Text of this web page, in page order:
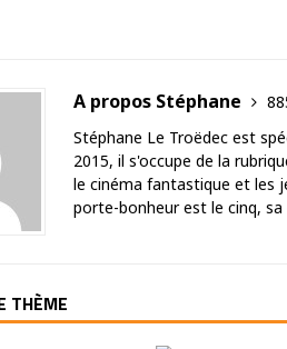
A propos Stéphane
Stéphane Le Troëdec est
2015, il s'occupe de la
le cinéma fantastique et les
porte-bonheur est le cinq, sa
THÈME